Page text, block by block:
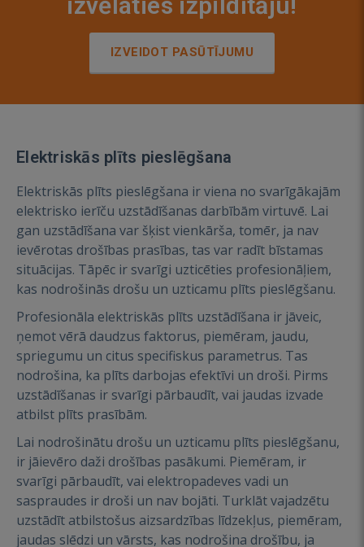
IZVEIDOT PASŪTĪJUMU
Elektriskās plīts pieslēgšana
Elektriskās plīts pieslēgšana ir viena no svarīgākajām
elektrisko ierīču uzstādīšanas darbībām virtuvē. Lai
gan uzstādīšana var šķist vienkārša, tomēr, ja nav
ievērotas drošības prasības, tas var radīt bīstamas
situācijas. Tāpēc ir svarīgi uzticēties profesionāļiem,
kas nodrošinās drošu un uzticamu plīts pieslēgšanu.
Profesionāla elektriskās plīts uzstādīšana ir jāveic,
ņemot vērā daudzus faktorus, piemēram, jaudu,
spriegumu un citus specifiskus parametrus. Tas
nodrošina, ka plīts darbojas efektīvi un droši. Pirms
uzstādīšanas ir svarīgi pārbaudīt, vai jaudas izvade
atbilst plīts prasībām.
Lai nodrošinātu drošu un uzticamu plīts pieslēgšanu,
ir jāievēro daži drošības pasākumi. Piemēram, ir
svarīgi pārbaudīt, vai elektropadeves vadi un
saspraudes ir droši un nav bojāti. Turklāt vajadzētu
uzstādīt atbilstošus aizsardzības līdzekļus, piemēram,
jaudas slēdzi un vārsts, kas nodrošina drošību, ja